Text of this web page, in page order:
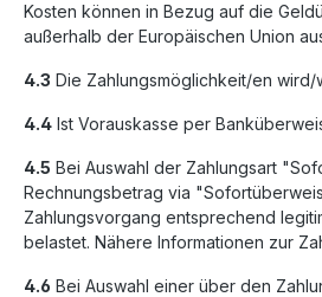
Kosten können in Bezug auf die
außerhalb der Europäischen Union
4.3 Die Zahlungsmöglichkeit/en
4.4 Ist Vorauskasse per
4.5 Bei Auswahl der Zahlungsart
Rechnungsbetrag via
Zahlungsvorgang entsprechend
belastet. Nähere Informationen zur
4.6 Bei Auswahl einer über den